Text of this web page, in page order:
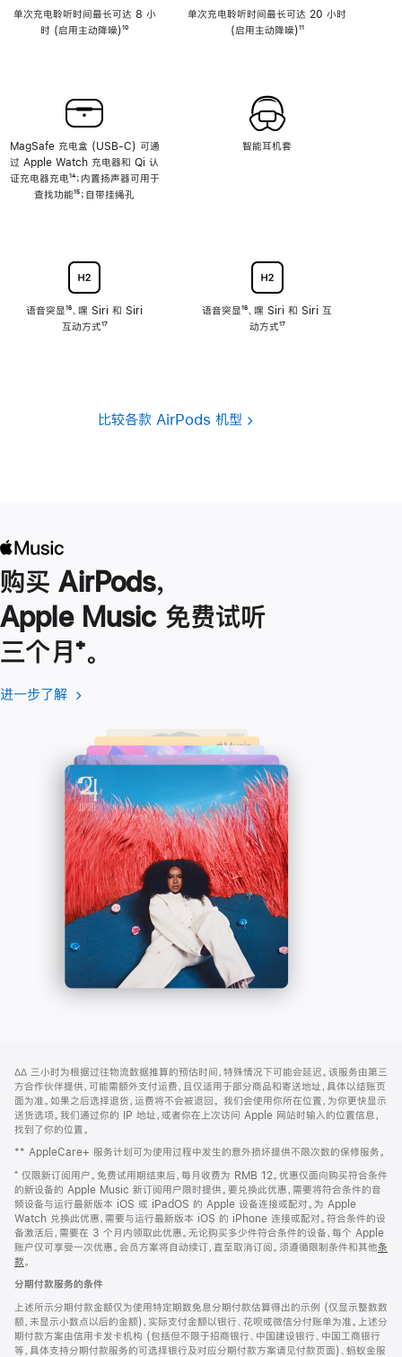
单次充电聆听时间最长可达 8 小
时 (启用主动降噪)脚
¹⁰
MagSafe 充电盒 (USB-C) 可通
过 Apple Watch 充电器和 Qi 认
证充电器充电脚
注
¹⁴；内置扬声器可用于
查找功能脚
¹⁵；自带挂绳孔
语音突显脚
注
¹⁶、嘿 Siri 和 Siri
互动方式脚
¹⁷
单次充电聆听时间最长可达 20 小时
(启用主动降噪)脚
¹¹
智能耳机套
语音突显脚
注
¹⁶、嘿 Siri 和 Siri 互
动方式脚
¹⁷
比较各款 AirPods 机型
购买 AirPods，
Apple Music 免费试听
三个月脚
注
⁺。
进一步了解 进
了
解
-
Apple
Music
(在
口
中
打
开)
页
页
脚
注
∆∆ 三小时为根据过往物流数据推算的预估时间，特殊情况下可能会延迟。该服务由第三
方合作伙伴提供，可能需额外支付运费，且仅适用于部分商品和寄送地址，具体以结账页
面为准。如果之后选择退货，运费将不会被退回。 我们会使用你所在位置，为你更快显示
送货选项。我们通过你的 IP 地址，或者你在上次访问 Apple 网站时输入的位置信息，
找到了你的位置。
** AppleCare+ 服务计划可为使用过程中发生的意外损坏提供不限次数的保修服务。
⁺ 仅限新订阅用户。免费试用期结束后，每月收费为 RMB 12。优惠仅面向购买符合条件
的新设备的 Apple Music 新订阅用户限时提供。要兑换此优惠，需要将符合条件的音
频设备与运行最新版本 iOS 或 iPadOS 的 Apple 设备连接或配对。为 Apple
Watch 兑换此优惠，需要与运行最新版本 iOS 的 iPhone 连接或配对。符合条件的设
备激活后，需要在 3 个月内领取此优惠。无论购买多少件符合条件的设备，每个 Apple
账户仅可享受一次优惠。会员方案将自动续订，直至取消订阅。须遵循限制条件和其他条
款。
窗
口
中
打
开)
分期付款服务的条件
上述所示分期付款金额仅为使用特定期数免息分期付款估算得出的示例 (仅显示整数数
额，未显示小数点以后的金额)，实际支付金额以银行、花呗或微信分付账单为准。上述分
期付款方案由信用卡发卡机构 (包括但不限于招商银行、中国建设银行、中国工商银行
等，具体支持分期付款服务的可选择银行及对应分期付款方案请见付款页面)、蚂蚁金服